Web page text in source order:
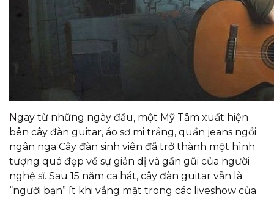
Ngay từ những ngày đầu, một Mỹ Tâm xuất hiện
bên cây đàn guitar, áo sơ mi trắng, quần jeans ngồi
ngân nga Cây đàn sinh viên đã trở thành một hình
tượng quá đẹp về sự giản dị và gần gũi của người
nghệ sĩ. Sau 15 năm ca hát, cây đàn guitar vẫn là
“người bạn” ít khi vắng mặt trong các liveshow của